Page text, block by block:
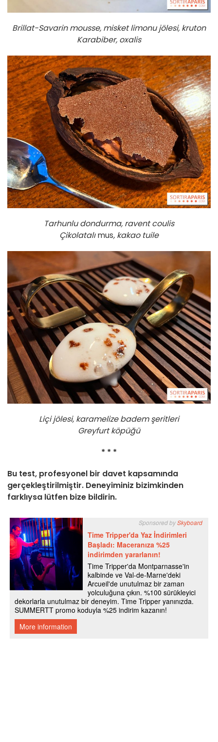
Brillat-Savarin mousse, misket limonu jölesi, kruton
Karabiber, oxalis
Tarhunlu dondurma, ravent coulis
Çikolatalımus, kakao tuile
Liçi jölesi, karamelize badem şeritleri
Greyfurt köpüğü
* * *
Bu test, profesyonel bir davet kapsamında
gerçekleştirilmiştir. Deneyiminiz bizimkinden
farklıysa lütfen bize bildirin.